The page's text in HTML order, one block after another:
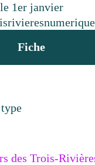
1er janvier
Fiche
des Trois-